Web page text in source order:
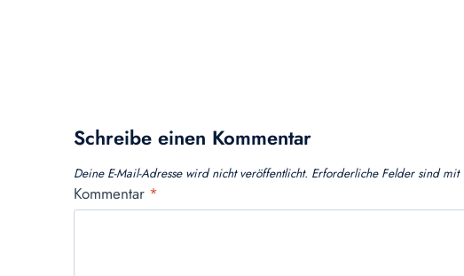
Schreibe einen Kommentar
Deine E-Mail-Adresse wird nicht veröffentlicht. Erforderliche Felder sind mit
Kommentar *